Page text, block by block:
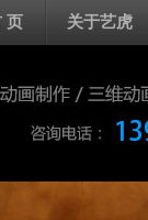
页 关于艺虎